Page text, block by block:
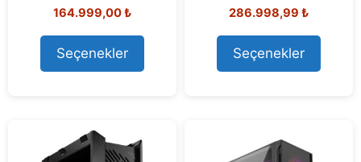
0
o
u
t
o
f
Orijinal
172.344,20 ₺.
164.999,00₺Şu
Seçenekler
0
o
u
t
o
f
Orijinal
299.487,47 ₺.
286.998,99 ₺Şu
Seçenekler